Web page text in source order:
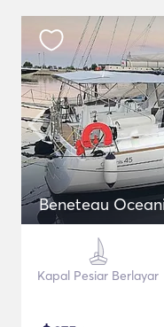
Beneteau
Kapal Pesiar Berlayar